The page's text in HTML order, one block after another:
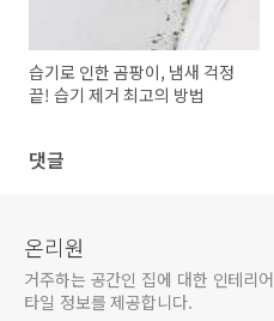
습기로 인한 곰팡이, 냄새 걱정
끝! 습기 제거 최고의 방법
댓글
온리원
거주하는 공간인 집에 대한 인테리
타일 정보를 제공합니다.